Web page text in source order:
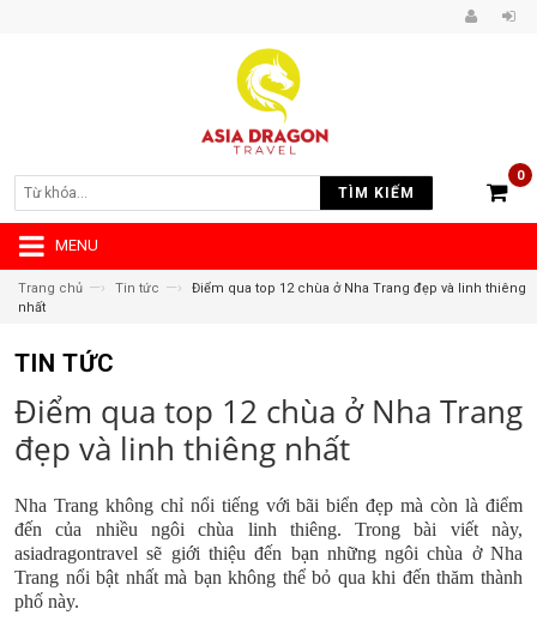
TÌM KIẾM
0
MENU
Trang chủ —› Tin tức —›
Điểm qua top 12 chùa ở Nha Trang đẹp và linh thiêng
nhất
TIN TỨC
Điểm qua top 12 chùa ở Nha Trang
đẹp và linh thiêng nhất
Nha Trang không chỉ nổi tiếng với bãi biển đẹp mà còn là điểm
đến của nhiều ngôi chùa linh thiêng. Trong bài viết này,
asiadragontravel sẽ giới thiệu đến bạn những ngôi chùa ở Nha
Trang nổi bật nhất mà bạn không thể bỏ qua khi đến thăm thành
phố này.